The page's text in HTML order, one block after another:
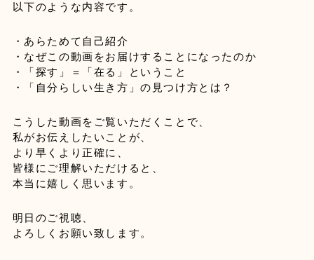
以下のような内容です。
・あらためて自己紹介
・なぜこの動画をお届けすることになったのか
・「探す」＝「在る」ということ
・「自分らしい生き方」の見つけ方とは？
こうした動画をご覧いただくことで、
私がお伝えしたいことが、
より早くより正確に、
皆様にご理解いただけると、
本当に嬉しく思います。
明日のご視聴、
よろしくお願い致します。